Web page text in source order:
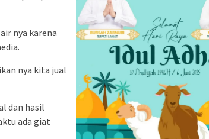
nya karena
nya kita jual
dan hasil
ada giat